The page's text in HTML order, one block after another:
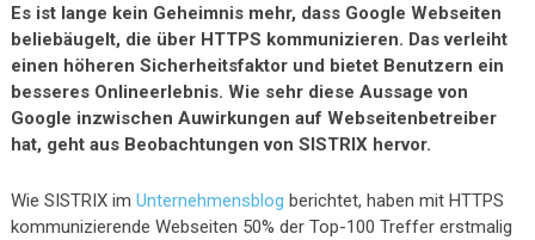
Es ist lange kein Geheimnis mehr, dass Google Webseiten
beliebäugelt, die über HTTPS kommunizieren. Das verleiht
einen höheren Sicherheitsfaktor und bietet Benutzern ein
besseres Onlineerlebnis. Wie sehr diese Aussage von
Google inzwischen Auwirkungen auf Webseitenbetreiber
hat, geht aus Beobachtungen von SISTRIX hervor.
Wie SISTRIX im Unternehmensblog berichtet, haben mit HTTPS
kommunizierende Webseiten 50% der Top-100 Treffer erstmalig